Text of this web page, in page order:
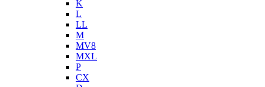
K
L
LL
M
MV8
MXL
P
CX